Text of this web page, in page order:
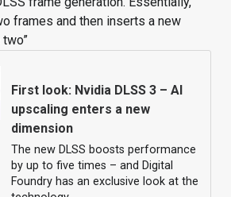
frames and then inserts a new
First look: Nvidia DLSS 3 – AI
upscaling enters a new
dimension
The new DLSS boosts performance
by up to five times – and Digital
Foundry has an exclusive look at the